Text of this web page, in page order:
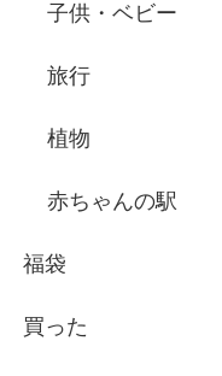
子供・ベビー
旅行
植物
赤ちゃんの駅
福袋
買った